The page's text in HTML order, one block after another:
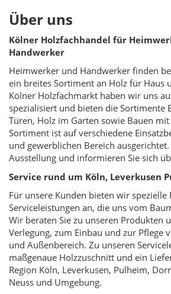
Über uns
Kölner Holzfachhandel für
Handwerker
Heimwerker und Handwerker finden
ein breites Sortiment an Holz für Haus
Kölner Holzfachmarkt haben wir uns
spezialisiert und bieten die Sortimente
Türen, Holz im Garten sowie Bauen
Sortiment ist auf verschiedene
und gewerblichen Bereich
Ausstellung und informieren Sie sich
Service rund um Köln, Leverkusen
Für unsere Kunden bieten wir spezielle
Serviceleistungen an, die uns vom
Wir beraten Sie zu unseren Produkten
Verlegung, zum Einbau und zur Pflege
und Außenbereich. Zu unseren
maßgenaue Holzzuschnitt und ein
Region Köln, Leverkusen, Pulheim,
Neuss und Umgebung.